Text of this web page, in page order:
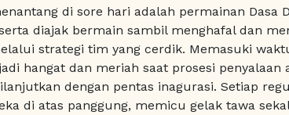
di sore hari adalah permainan Dasa
diajak bermain sambil menghafal dan
strategi tim yang cerdik. Memasuki
hangat dan meriah saat prosesi penyalaan
dengan pentas inagurasi. Setiap
di atas panggung, memicu gelak tawa